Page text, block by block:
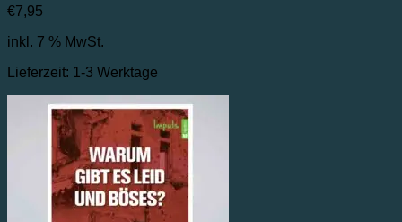
€7,95
inkl. 7 % MwSt.
Lieferzeit: 1-3 Werktage